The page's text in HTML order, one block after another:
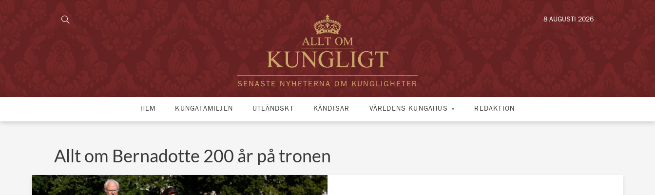
SENASTE NYHETERNA OM KUNGLIGHETER
8 AUGUSTI 2026
HEM KUNGAFAMILJEN UTLÄNDSKT KÄNDISAR VÄRLDENS KUNGAHUS REDAKTION
Allt om Bernadotte 200 år på tronen